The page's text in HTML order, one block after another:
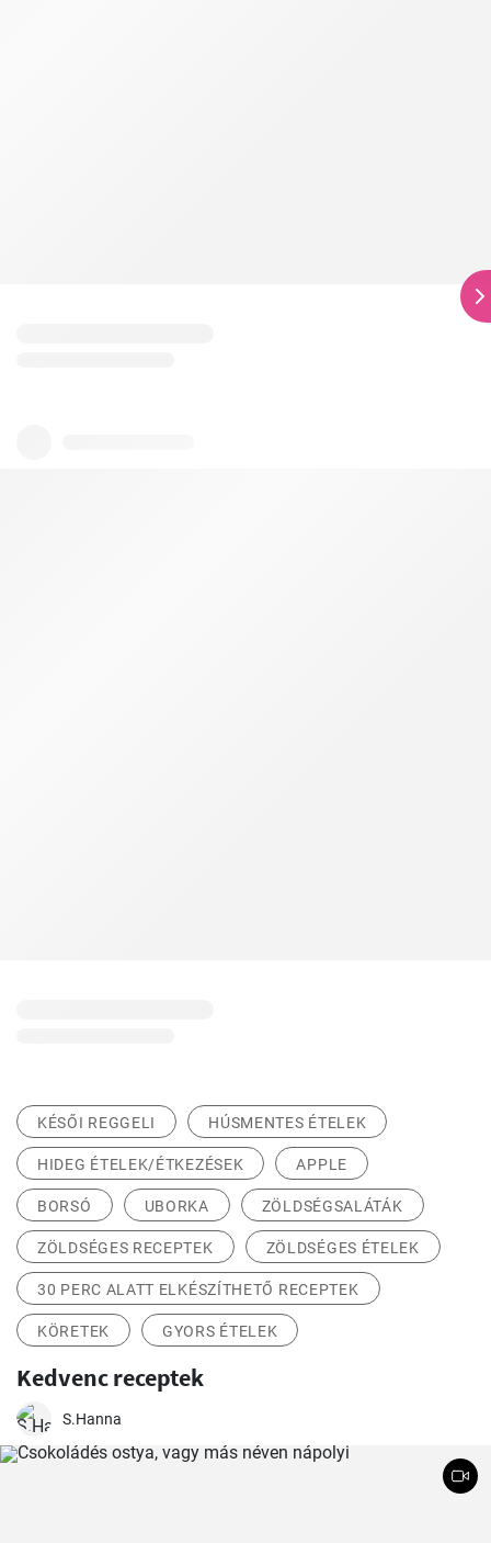
KÉSŐI REGGELI HÚSMENTES ÉTELEK
HIDEG ÉTELEK/ÉTKEZÉSEK APPLE
BORSÓ UBORKA ZÖLDSÉGSALÁTÁK
ZÖLDSÉGES RECEPTEK ZÖLDSÉGES ÉTELEK
30 PERC ALATT ELKÉSZÍTHETŐ RECEPTEK
KÖRETEK GYORS ÉTELEK
Kedvenc receptek
S.Hanna